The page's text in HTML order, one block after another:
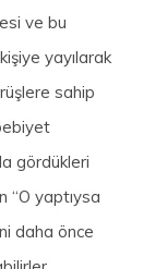
ve bu
yayılarak
sahip
gördükleri
“O yaptıysa
daha önce